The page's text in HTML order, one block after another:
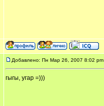
Добавлено: Пн Мар 26, 2007 8:02 pm
гыгы, угар =)))